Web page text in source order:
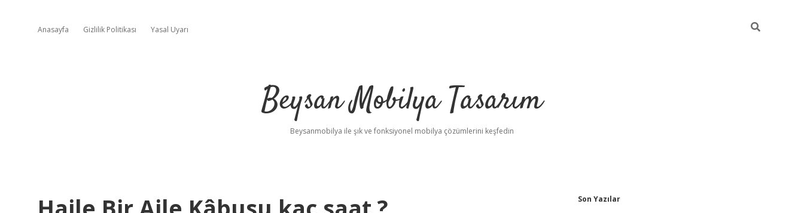
Anasayfa Gizlilik Politikası Yasal Uyarı
Beysan Mobilya Tasarım
Beysanmobilya ile şık ve fonksiyonel mobilya çözümlerini keşfedin
Son Yazılar